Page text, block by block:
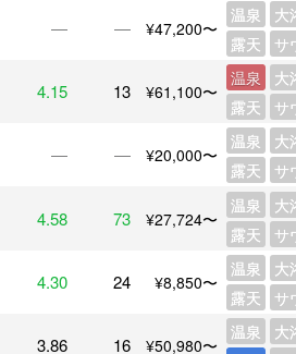
― ― ¥47,200〜
温泉
大
露天
サ
4.15 13 ¥61,100〜
温泉
大
露天
サ
― ― ¥20,000〜
温泉
大
露天
サ
4.58 73 ¥27,724〜
温泉
大
露天
サ
4.30 24 ¥8,850〜
温泉
大
露天
サ
3.86 16 ¥50,980〜
温泉
大